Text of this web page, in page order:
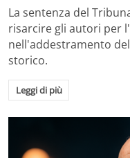
La sentenza del
risarcire gli autori per
nell'addestramento
storico.
Leggi di più